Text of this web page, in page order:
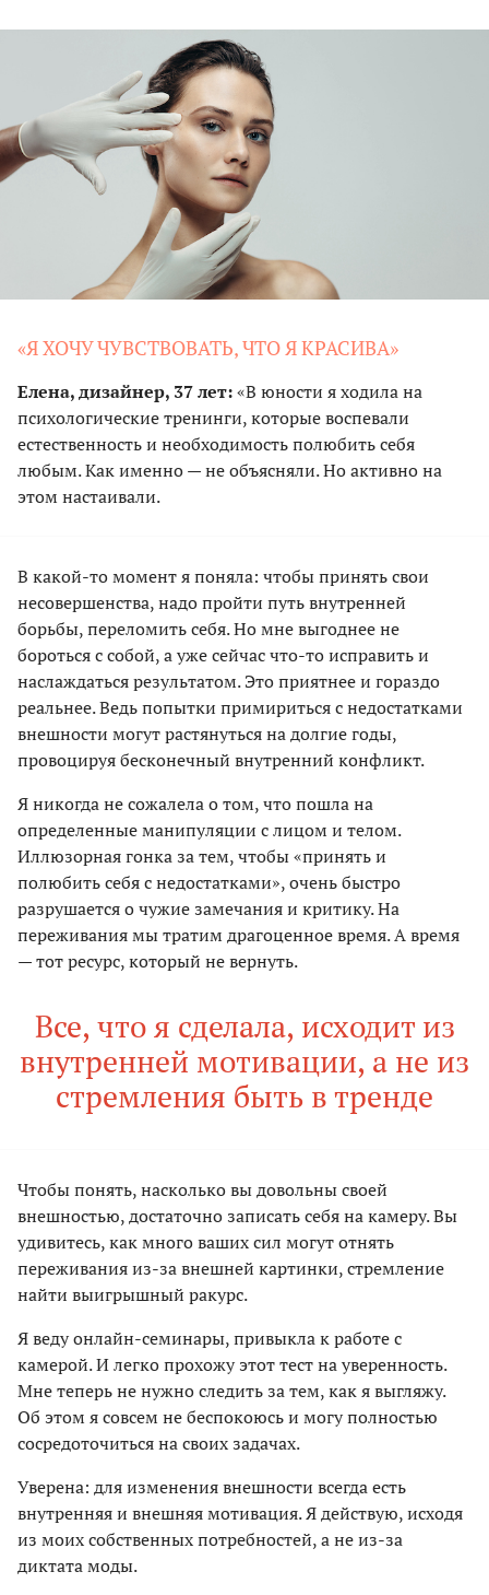
«Я ХОЧУ ЧУВСТВОВАТЬ, ЧТО Я КРАСИВА»
Елена, дизайнер, 37 лет:«В юности я ходила на
психологические тренинги, которые воспевали
естественность и необходимость полюбить себя
любым. Как именно — не объясняли. Но активно на
этом настаивали.
В какой-то момент я поняла: чтобы принять свои
несовершенства, надо пройти путь внутренней
борьбы, переломить себя. Но мне выгоднее не
бороться с собой, а уже сейчас что-то исправить и
наслаждаться результатом. Это приятнее и гораздо
реальнее. Ведь попытки примириться с недостатками
внешности могут растянуться на долгие годы,
провоцируя бесконечный внутренний конфликт.
Я никогда не сожалела о том, что пошла на
определенные манипуляции с лицом и телом.
Иллюзорная гонка за тем, чтобы «принять и
полюбить себя с недостатками», очень быстро
разрушается о чужие замечания и критику. На
переживания мы тратим драгоценное время. А время
— тот ресурс, который не вернуть.
Все, что я сделала, исходит из
внутренней мотивации, а не из
стремления быть в тренде
Чтобы понять, насколько вы довольны своей
внешностью, достаточно записать себя на камеру. Вы
удивитесь, как много ваших сил могут отнять
переживания из-за внешней картинки, стремление
найти выигрышный ракурс.
Я веду онлайн-семинары, привыкла к работе с
камерой. И легко прохожу этот тест на уверенность.
Мне теперь не нужно следить за тем, как я выгляжу.
Об этом я совсем не беспокоюсь и могу полностью
сосредоточиться на своих задачах.
Уверена: для изменения внешности всегда есть
внутренняя и внешняя мотивация. Я действую, исходя
из моих собственных потребностей, а не из-за
диктата моды.